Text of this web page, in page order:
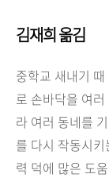
김재희 옮김
중학교 새내기
로 손바닥을 여
라 여러 동네를
를 다시 작동시
력 덕에 많은 도